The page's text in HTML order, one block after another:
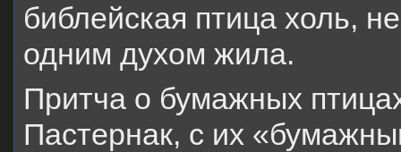
библейская птица холь,
одним духом жила.
Притча о бумажных
Пастернак, с их